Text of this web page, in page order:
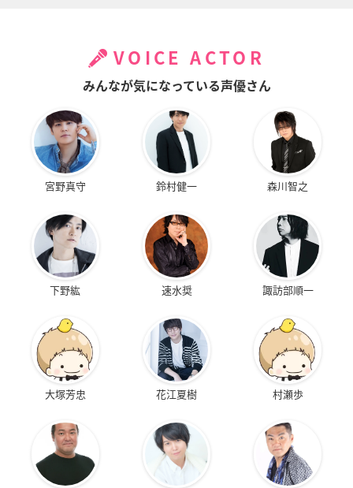
VOICE ACTOR
みんなが気になっている声優さん
宮野真守 鈴村健一 森川智之
下野紘 速水奨 諏訪部順一
大塚芳忠 花江夏樹 村瀬歩